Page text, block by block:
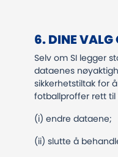
6. DINE VALG
Selv om SI legger
dataenes
sikkerhetstiltak for
fotballproffer rett til
(i) endre dataene;
(ii) slutte å